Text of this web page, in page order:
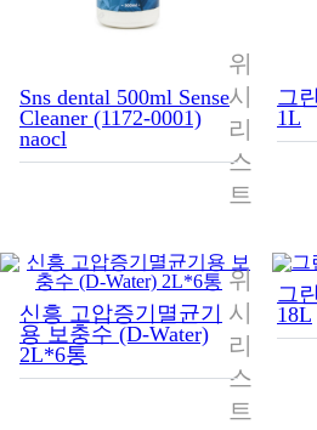
위
시
리
스
트
Sns dental 500ml Sense
Cleaner (1172-0001)
naocl
그
1L
위
시
리
스
트
신흥 고압증기멸균기
용 보충수 (D-Water)
2L*6통
그
18L